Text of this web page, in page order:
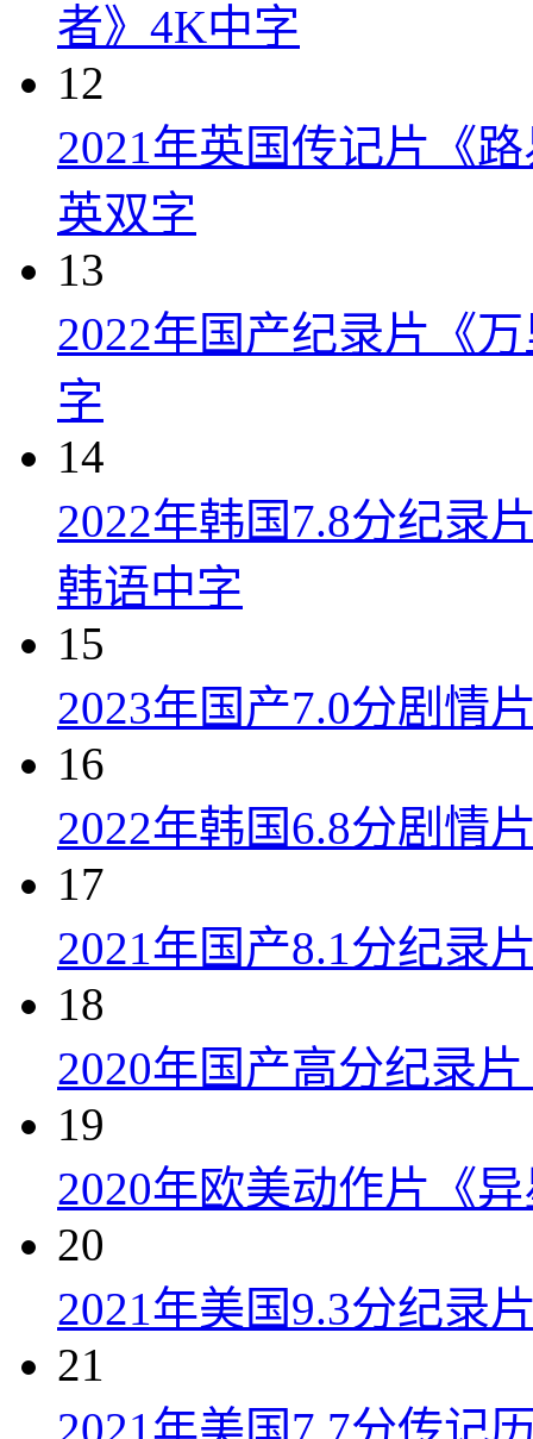
者》4K中字
12
2021年英国传记片《
英双字
13
2022年国产纪录片《
字
14
2022年韩国7.8分纪录
韩语中字
15
2023年国产7.0分剧情
16
2022年韩国6.8分剧情
17
2021年国产8.1分纪录
18
2020年国产高分纪录
19
2020年欧美动作片《
20
2021年美国9.3分纪录
21